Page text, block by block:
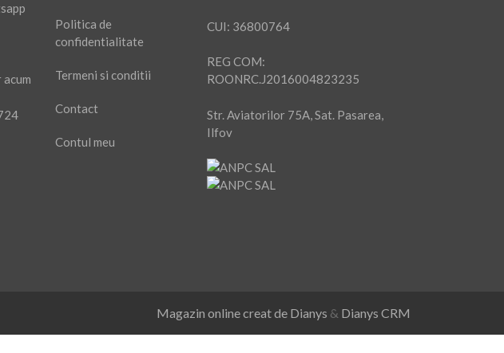
Politica de
confidentialitate
Termeni si conditii
Contact
Contul meu
CUI: 36800764
REG COM:
ROONRC.J2016004823235
Str. Aviatorilor 75A, Sat. Pasarea,
Ilfov
Magazin online creat de Dianys & Dianys CRM